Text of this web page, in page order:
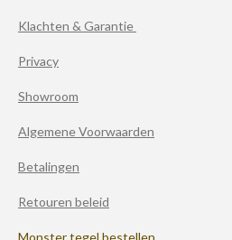
Klachten & Garantie
Privacy
Showroom
Algemene Voorwaarden
Betalingen
Retouren beleid